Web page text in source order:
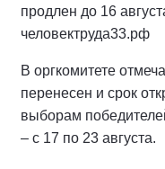
продлен до 16
человектруда33.рф
В оргкомитете
перенесен и срок
выборам
– с 17 по 23 августа.